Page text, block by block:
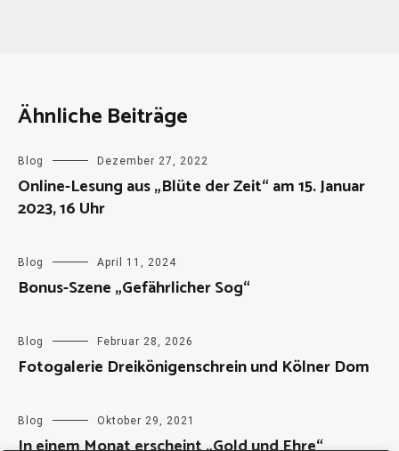
Ähnliche Beiträge
Blog Dezember 27, 2022
Online-Lesung aus „Blüte der Zeit“ am 15. Januar
2023, 16 Uhr
Blog April 11, 2024
Bonus-Szene „Gefährlicher Sog“
Blog Februar 28, 2026
Fotogalerie Dreikönigenschrein und Kölner Dom
Blog Oktober 29, 2021